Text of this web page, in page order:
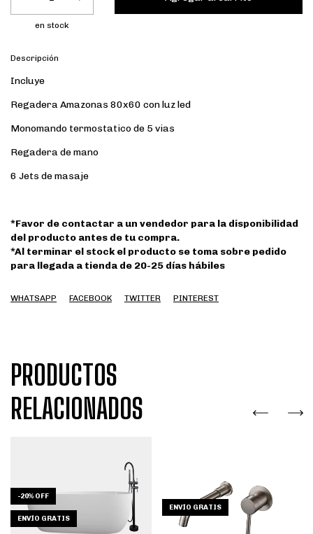
en stock
Descripción
Incluye
Regadera Amazonas 80x60 con luz led
Monomando termostatico de 5 vias
Regadera de mano
6 Jets de masaje
*Favor de contactar a un vendedor para la disponibilidad
del producto antes de tu compra.
*Al terminar el stock el producto se toma sobre pedido
para llegada a tienda de 20-25 días hábiles
WHATSAPP FACEBOOK TWITTER PINTEREST
PRODUCTOS
RELACIONADOS
-20% OFF
ENVÍO GRATIS
ENVÍO GRATIS